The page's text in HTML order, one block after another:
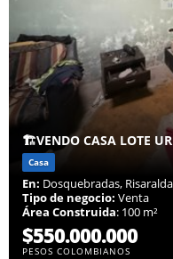
🏗️VENDO CASA LOTE
Casa
En: Dosquebradas, Risaralda
Tipo de negocio: Venta
Área Construida: 100 m²
$550.000.000
PESOS COLOMBIANOS